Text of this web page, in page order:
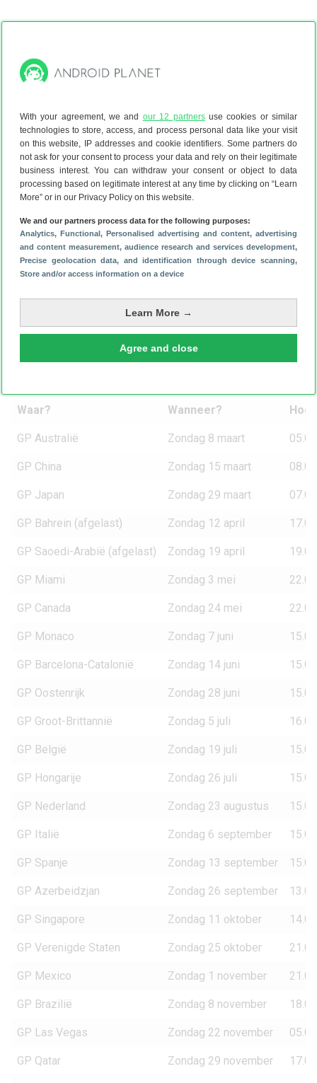
With your agreement, we and our 12 partnersuse cookies or similar
technologies to store, access, and process personal data like your visit
on this website, IP addresses and cookie identifiers. Some partners do
not ask for your consent to process your data and rely on their legitimate
business interest. You can withdraw your consent or object to data
processing based on legitimate interest at any time by clicking on “Learn
More” or in our Privacy Policy on this website.
We and our partners process data for the following purposes:
Analytics, Functional, Personalised advertising and content, advertising
and content measurement, audience research and services development,
Precise geolocation data, and identification through device scanning,
Store and/or access information on a device
Learn More →
Agree and close
Waar, wanneer en hoe laat is de Grand
Prix?
Het Formule 1-seizoen wordt steeds langer en is over de
hele wereld. We hebben te maken met verschillende
tijdzones, waardoor races niet altijd om dezelfde tijd
Waar?
Wanneer? Hoe
GP Australië Zondag 8 maart
GP China Zondag 15 maart
GP Japan Zondag 29 maart
GP Bahrein (afgelast) Zondag 12 april
GP Saoedi-Arabië (afgelast) Zondag 19 april
GP Miami Zondag 3 mei
GP Canada Zondag 24 mei
GP Monaco Zondag 7 juni
GP Barcelona-Catalonië Zondag 14 juni
GP Oostenrijk Zondag 28 juni
GP Groot-Brittannië Zondag 5 juli
GP België Zondag 19 juli
GP Hongarije Zondag 26 juli
GP Nederland Zondag 23 augustus
GP Italië Zondag 6 september
GP Spanje Zondag 13 september
GP Azerbeidzjan Zondag 26 september
GP Singapore Zondag 11 oktober
GP Verenigde Staten Zondag 25 oktober
GP Mexico Zondag 1 november
GP Brazilië Zondag 8 november
GP Las Vegas Zondag 22 november
GP Qatar Zondag 29 november